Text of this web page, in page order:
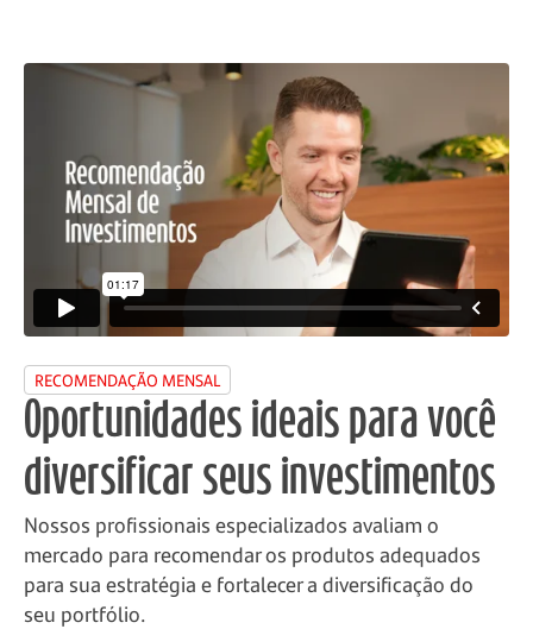
RECOMENDAÇÃO MENSAL
Oportunidades ideais para você
diversificar seus investimentos
Nossos profissionais especializados avaliam o
mercado para recomendar os produtos adequados
para sua estratégia e fortalecer a diversificação do
seu portfólio.